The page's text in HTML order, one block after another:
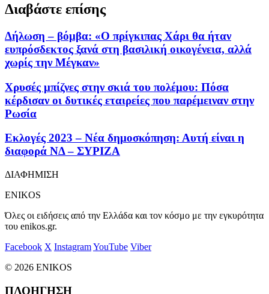
Διαβάστε επίσης
Δήλωση – βόμβα: «Ο πρίγκιπας Χάρι θα ήταν
ευπρόσδεκτος ξανά στη βασιλική οικογένεια, αλλά
χωρίς την Μέγκαν»
Χρυσές μπίζνες στην σκιά του πολέμου: Πόσα
κέρδισαν οι δυτικές εταιρείες που παρέμειναν στην
Ρωσία
Εκλογές 2023 – Νέα δημοσκόπηση: Αυτή είναι η
διαφορά ΝΔ – ΣΥΡΙΖΑ
ΔΙΑΦΗΜΙΣΗ
ENIKOS
Όλες οι ειδήσεις από την Ελλάδα και τον κόσμο με την εγκυρότητα
του enikos.gr.
Facebook X InstagramYouTube Viber
© 2026 ENIKOS
ΠΛΟΗΓΗΣΗ